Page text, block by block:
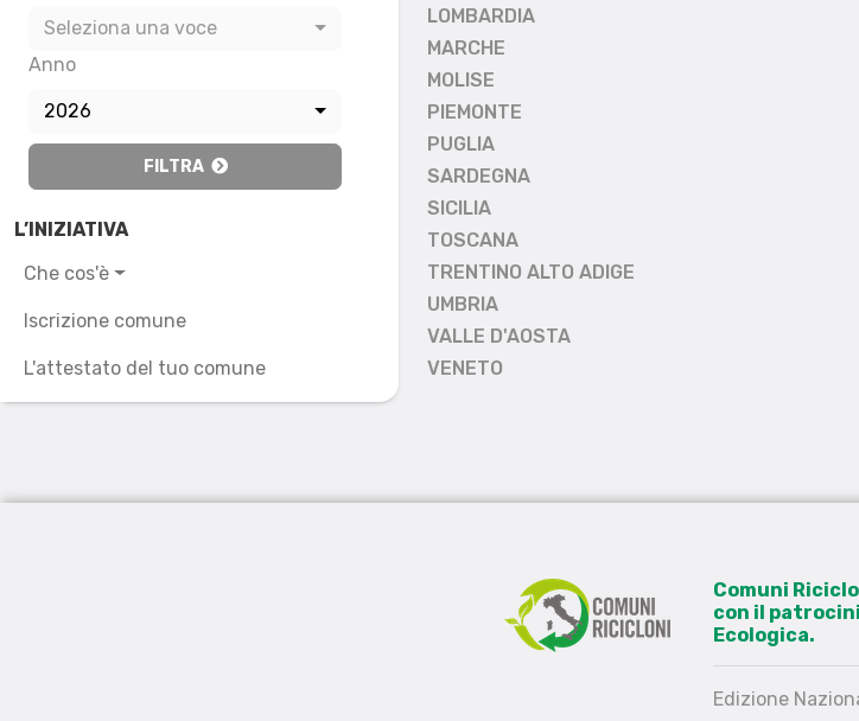
Seleziona una voce
Anno
2026
FILTRA
L’INIZIATIVA
Che cos'è
Iscrizione comune
L'attestato del tuo comune
LOMBARDIA
MARCHE
MOLISE
PIEMONTE
PUGLIA
SARDEGNA
SICILIA
TOSCANA
TRENTINO ALTO ADIGE
UMBRIA
VALLE D'AOSTA
VENETO
Comuni
con il
Ecologica.
Edizione